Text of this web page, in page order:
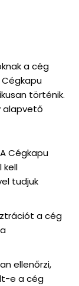
a cég
történik.
alapvető
Cégkapu
kell
tudjuk
a cég
ellenőrzi,
e a cég